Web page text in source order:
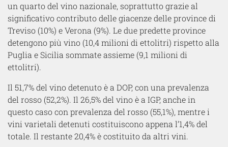
un quarto del vino nazionale, soprattutto grazie al
significativo contributo delle giacenze delle province di
Treviso (10%) e Verona (9%). Le due predette province
detengono più vino (10,4 milioni di ettolitri) rispetto alla
Puglia e Sicilia sommate assieme (9,1 milioni di
ettolitri).
Il 51,7% del vino detenuto è a DOP, con una prevalenza
del rosso (52,2%). Il 26,5% del vino è a IGP, anche in
questo caso con prevalenza del rosso (55,1%), mentre i
vini varietali detenuti costituiscono appena l’1,4% del
totale. Il restante 20,4% è costituito da altri vini.